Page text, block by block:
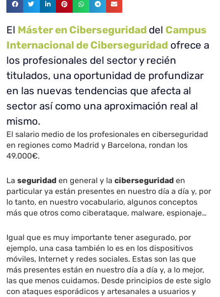
El Máster en Ciberseguridad del Campus
Internacional de Ciberseguridad ofrece a
los profesionales del sector y recién
titulados, una oportunidad de profundizar
en las nuevas tendencias que afecta al
sector así como una aproximación real al
mismo.
El salario medio de los profesionales en ciberseguridad
en regiones como Madrid y Barcelona, rondan los
49.000€.
Laseguridad en general y laciberseguridad en
particular ya están presentes en nuestro día a día y, por
lo tanto, en nuestro vocabulario, algunos conceptos
más que otros como ciberataque, malware, espionaje…
Igual que es muy importante tener asegurado, por
ejemplo, una casa también lo es en los dispositivos
móviles, Internet y redes sociales. Estas son las que
más presentes están en nuestro día a día y, a lo mejor,
las que menos cuidamos. Desde principios de este siglo
con ataques esporádicos y artesanales a usuarios y